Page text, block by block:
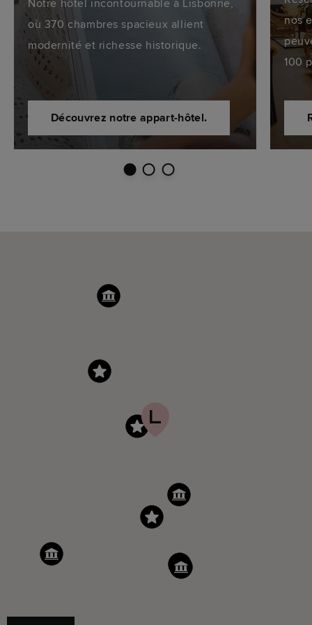
Notre hôtel incontournable à Lisbonne,
où 370 chambres spacieux allient
modernité et richesse historique.
Découvrez notre appart-hôtel.
nos
100